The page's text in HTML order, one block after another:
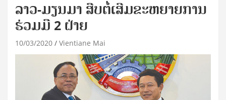
ລາວ-ມຽນມາ ສືບຕໍ່ເສີມຂະຫຍາຍການ
ຮ່ວມມື 2 ຝ່າຍ
10/03/2020 Vientiane Mai